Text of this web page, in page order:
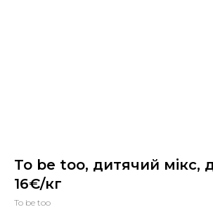
To be too, дитячий мікс,
16€/кг
To be too